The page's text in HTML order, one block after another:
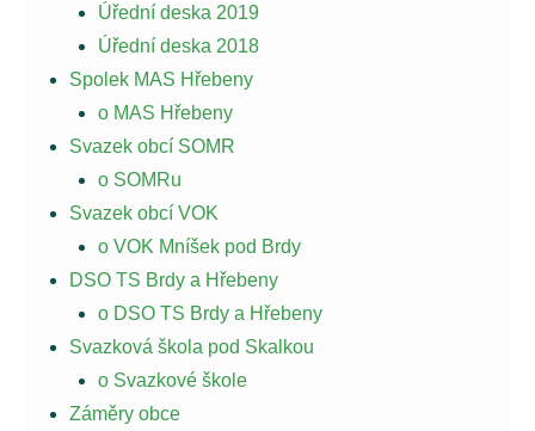
Úřední deska 2019
Úřední deska 2018
Spolek MAS Hřebeny
o MAS Hřebeny
Svazek obcí SOMR
o SOMRu
Svazek obcí VOK
o VOK Mníšek pod Brdy
DSO TS Brdy a Hřebeny
o DSO TS Brdy a Hřebeny
Svazková škola pod Skalkou
o Svazkové škole
Záměry obce